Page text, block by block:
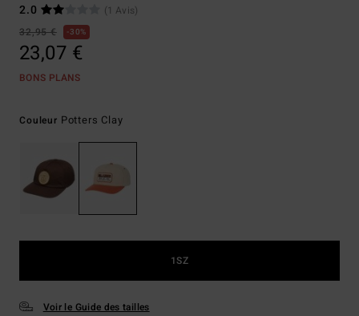
2.0
(1 Avis)
32,95 €
30%
23,07 €
BONS PLANS
Couleur Potters Clay
1SZ
Voir le Guide des tailles